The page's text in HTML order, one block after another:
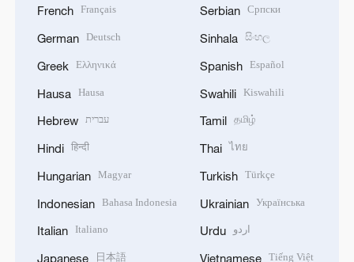
French Français
German Deutsch
Greek Ελληνικά
Hausa Hausa
Hebrew עברית
Hindi हिन्दी
Hungarian Magyar
Indonesian Bahasa Indonesia
Italian Italiano
Japanese 日本語
Serbian Српски
Sinhala සිංහල
Spanish Español
Swahili Kiswahili
Tamil தமிழ்
Thai ไทย
Turkish Türkçe
Ukrainian Українська
Urdu اردو
Vietnamese Tiếng Việt